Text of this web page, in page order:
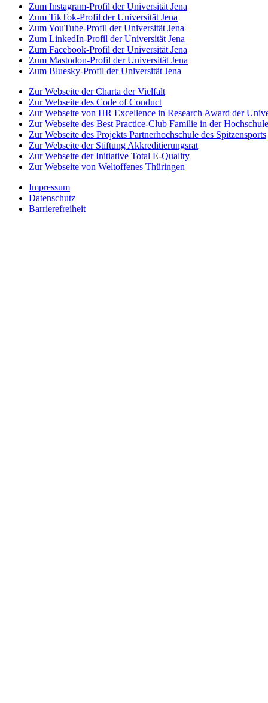
Zum Instagram-Profil der Universität Jena
Zum TikTok-Profil der Universität Jena
Zum YouTube-Profil der Universität Jena
Zum LinkedIn-Profil der Universität Jena
Zum Facebook-Profil der Universität Jena
Zum Mastodon-Profil der Universität Jena
Zum Bluesky-Profil der Universität Jena
Zur Webseite der Charta der Vielfalt
Zur Webseite des Code of Conduct
Zur Webseite von HR Excellence in Research Award der
Zur Webseite des Best Practice-Club Familie in der Hochschule
Zur Webseite des Projekts Partnerhochschule des Spitzensports
Zur Webseite der Stiftung Akkreditierungsrat
Zur Webseite der Initiative Total E-Quality
Zur Webseite von Weltoffenes Thüringen
Impressum
Datenschutz
Barrierefreiheit